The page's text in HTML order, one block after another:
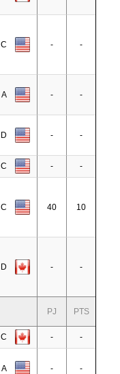
C - -
A - -
D - -
C - -
C 40 10
D - -
PJ PTS
C - -
A - -